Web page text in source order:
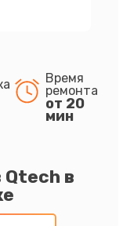
Qtech в
Время
ремонта
от 20
мин